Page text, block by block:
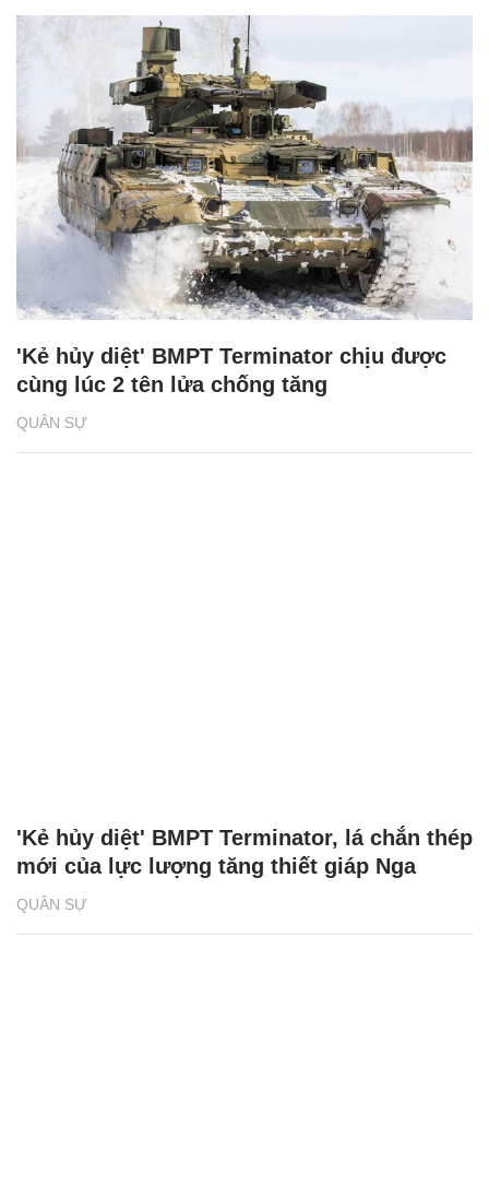
QUÂN SỰ
'Kẻ hủy diệt' BMPT Terminator chịu được
cùng lúc 2 tên lửa chống tăng
QUÂN SỰ
'Kẻ hủy diệt' BMPT Terminator, lá chắn thép
mới của lực lượng tăng thiết giáp Nga